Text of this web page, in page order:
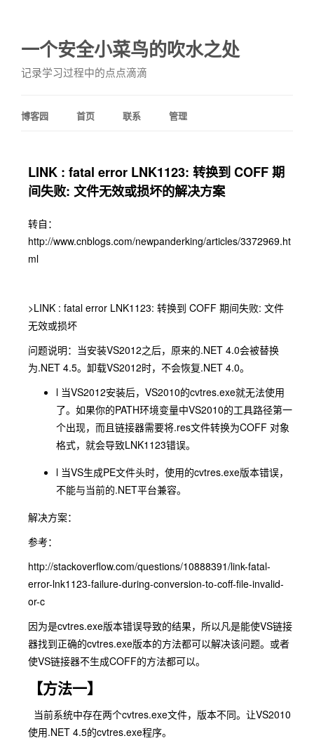
一个安全小菜鸟的吹水之处
记录学习过程中的点点滴滴
博客园 首页 联系 管理
LINK : fatal error LNK1123: 转换到 COFF 期
间失败: 文件无效或损坏的解决方案
转自：
http://www.cnblogs.com/newpanderking/articles/3372969.ht
ml
>LINK : fatal error LNK1123: 转换到 COFF 期间失败: 文件
无效或损坏
问题说明：当安装VS2012之后，原来的.NET 4.0会被替换
为.NET 4.5。卸载VS2012时，不会恢复.NET 4.0。
l 当VS2012安装后，VS2010的cvtres.exe就无法使用
了。如果你的PATH环境变量中VS2010的工具路径第一
个出现，而且链接器需要将.res文件转换为COFF 对象
格式，就会导致LNK1123错误。
l 当VS生成PE文件头时，使用的cvtres.exe版本错误，
不能与当前的.NET平台兼容。
解决方案：
参考：
http://stackoverflow.com/questions/10888391/link-fatal-
error-lnk1123-failure-during-conversion-to-coff-file-invalid-
or-c
因为是cvtres.exe版本错误导致的结果，所以凡是能使VS链接
器找到正确的cvtres.exe版本的方法都可以解决该问题。或者
使VS链接器不生成COFF的方法都可以。
【方法一】
当前系统中存在两个cvtres.exe文件，版本不同。让VS2010
使用.NET 4.5的cvtres.exe程序。